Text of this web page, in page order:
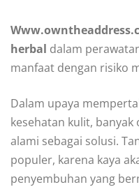
herbal dalam
manfaat dengan risiko
Dalam upaya
kesehatan kulit,
alami sebagai solusi.
populer, karena kaya
penyembuhan yang